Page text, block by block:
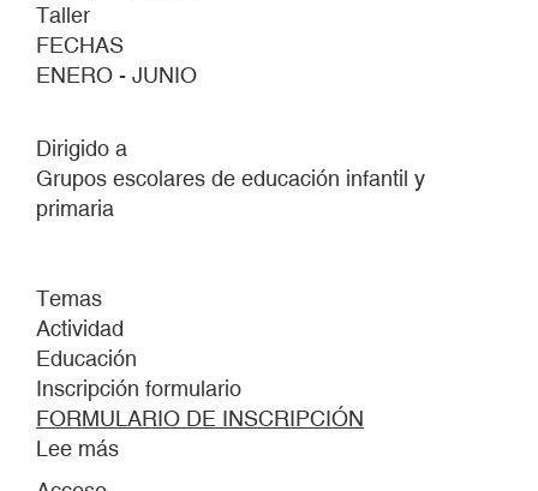
Taller
FECHAS
ENERO - JUNIO
Dirigido a
Grupos escolares de educación infantil y
primaria
Temas
Actividad
Educación
Inscripción formulario
FORMULARIO DE INSCRIPCIÓN
Lee más